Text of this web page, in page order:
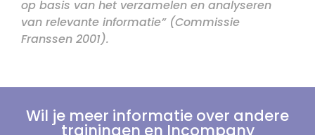
op basis van het verzamelen en analyseren
van relevante informatie” (Commissie
Franssen 2001).
Wil je meer informatie over andere
trainingen en Incompany